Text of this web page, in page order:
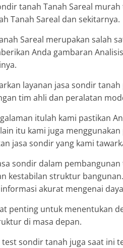
tanah Tanah Sareal
Tanah Sareal dan sekitarnya.
Sareal merupakan salah
Anda gambaran
layanan jasa sondir
tim ahli dan peralatan
itulah kami pastikan
itu kami juga
jasa sondir yang kami
sondir dalam
kestabilan struktur
akurat mengenai
penting untuk menentukan
di masa depan.
sondir tanah juga saat ini